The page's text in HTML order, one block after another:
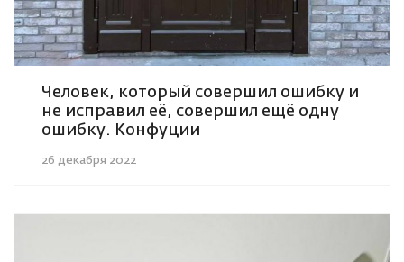
Человек, который совершил ошибку и
не исправил её, совершил ещё одну
ошибку. Конфуции
26 декабря 2022